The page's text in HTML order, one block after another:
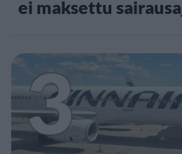
ei maksettu
3